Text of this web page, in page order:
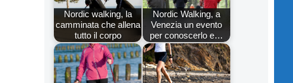
Nordic walking, la
camminata che allena
tutto il corpo
Nordic Walking, a
Venezia un evento
per conoscerlo e…